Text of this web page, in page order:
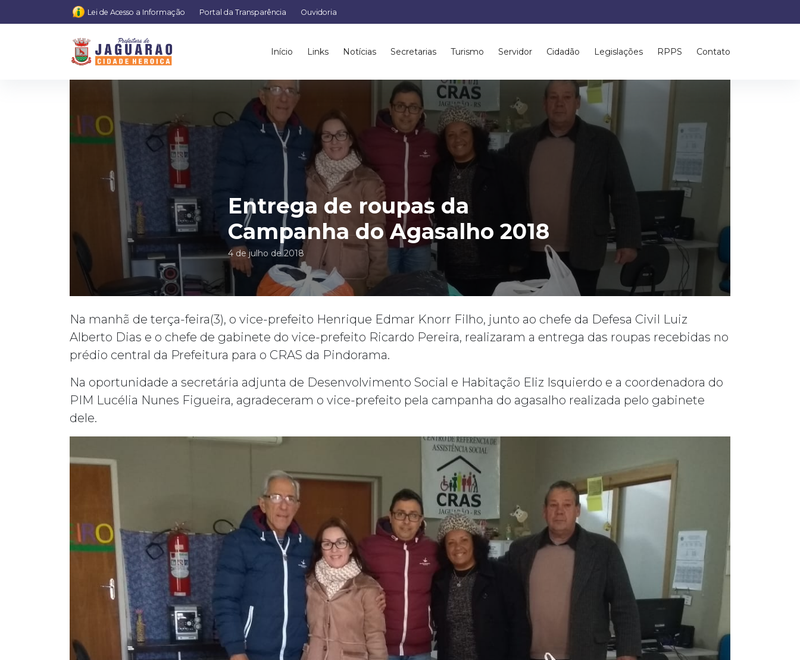
Lei de Acesso a Informação Portal da Transparência Ouvidoria
Início Links Notícias Secretarias Turismo Servidor Cidadão Legislações RPPS Contato
Entrega de roupas da
Campanha do Agasalho 2018
4 de julho de 2018
Na manhã de terça-feira(3), o vice-prefeito Henrique Edmar Knorr Filho, junto ao chefe da Defesa Civil Luiz
Alberto Dias e o chefe de gabinete do vice-prefeito Ricardo Pereira, realizaram a entrega das roupas recebidas no
prédio central da Prefeitura para o CRAS da Pindorama.
Na oportunidade a secretária adjunta de Desenvolvimento Social e Habitação Eliz Isquierdo e a coordenadora do
PIM Lucélia Nunes Figueira, agradeceram o vice-prefeito pela campanha do agasalho realizada pelo gabinete
dele.